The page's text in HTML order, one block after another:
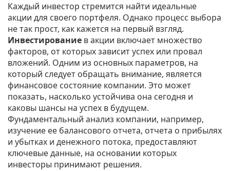
Каждый инвестор стремится найти идеальные
акции для своего портфеля. Однако процесс выбора
не так прост, как кажется на первый взгляд.
Инвестирование в акции включает множество
факторов, от которых зависит успех или провал
вложений. Одним из основных параметров, на
который следует обращать внимание, является
финансовое состояние компании. Это может
показать, насколько устойчива она сегодня и
каковы шансы на успех в будущем.
Фундаментальный анализ компании, например,
изучение ее балансового отчета, отчета о прибылях
и убытках и денежного потока, предоставляют
ключевые данные, на основании которых
инвесторы принимают решения.